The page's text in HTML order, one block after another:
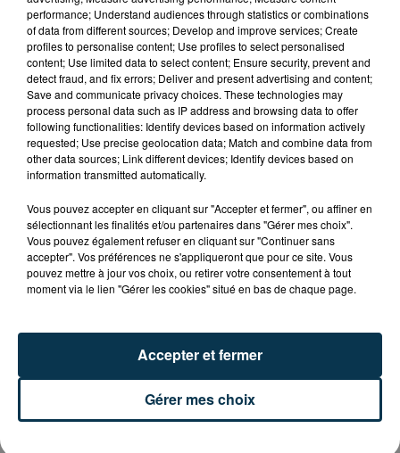
CYANOBACTÉRIES : LE PRÉFÊT PREND UN
ARRÊTÉ POUR LES ACTIVITÉS DE...
performance; Understand audiences through statistics or combinations
of data from different sources; Develop and improve services; Create
profiles to personalise content; Use profiles to select personalised
content; Use limited data to select content; Ensure security, prevent and
detect fraud, and fix errors; Deliver and present advertising and content;
Save and communicate privacy choices. These technologies may
process personal data such as IP address and browsing data to offer
following functionalities: Identify devices based on information actively
requested; Use precise geolocation data; Match and combine data from
other data sources; Link different devices; Identify devices based on
information transmitted automatically.
Vous pouvez accepter en cliquant sur "Accepter et fermer", ou affiner en
sélectionnant les finalités et/ou partenaires dans "Gérer mes choix".
Vous pouvez également refuser en cliquant sur "Continuer sans
accepter". Vos préférences ne s'appliqueront que pour ce site. Vous
pouvez mettre à jour vos choix, ou retirer votre consentement à tout
moment via le lien "Gérer les cookies" situé en bas de chaque page.
Gérer mes choix
Accepter et fermer